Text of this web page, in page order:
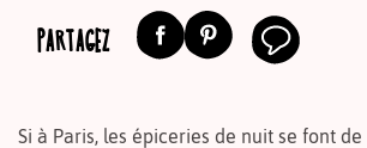
PARTAGEZ
Si à Paris, les épiceries de nuit se font